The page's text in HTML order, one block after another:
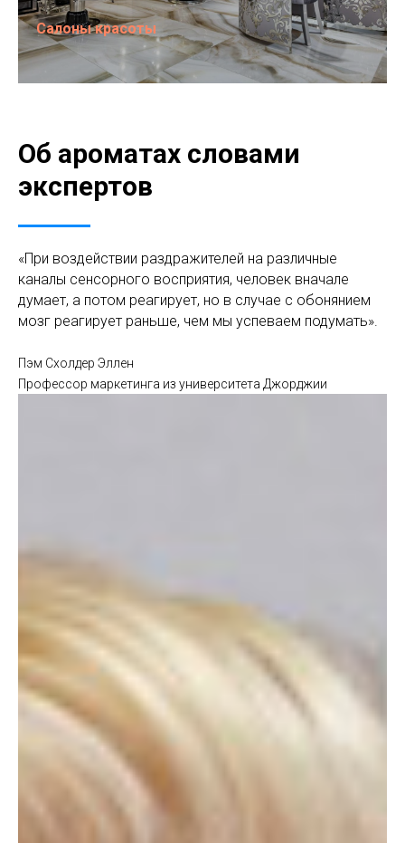
Салоны красоты
Об ароматах словами
экспертов
«При воздействии раздражителей на различные
каналы сенсорного восприятия, человек вначале
думает, а потом реагирует, но в случае с обонянием
мозг реагирует раньше, чем мы успеваем подумать».
Пэм Схолдер Эллен
Профессор маркетинга из университета Джорджии